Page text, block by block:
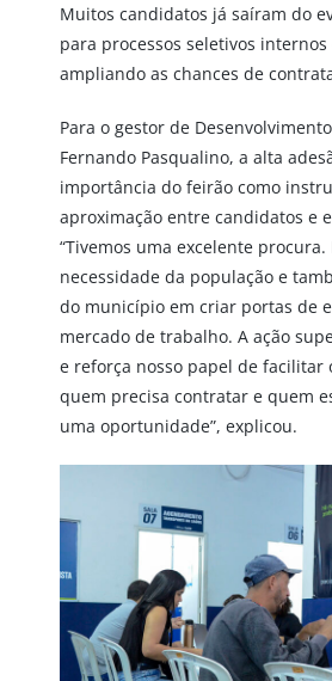
Muitos candidatos já saíram do
para processos seletivos
ampliando as chances de
Para o gestor de
Fernando Pasqualino, a alta
importância do feirão como
aproximação entre candidatos e
“Tivemos uma excelente procura.
necessidade da população e
do município em criar portas de
mercado de trabalho. A ação
e reforça nosso papel de facilitar
quem precisa contratar e quem
uma oportunidade”, explicou.